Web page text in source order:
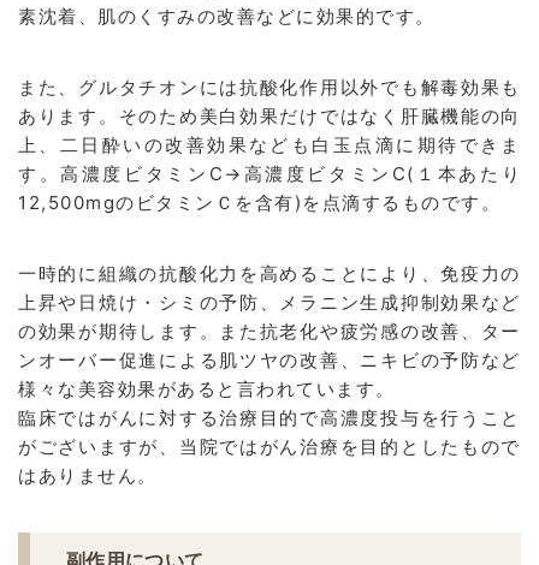
素沈着、肌のくすみの改善などに効果的です。
また、グルタチオンには抗酸化作用以外でも解毒効果も
あります。そのため美白効果だけではなく肝臓機能の向
上、二日酔いの改善効果なども白玉点滴に期待できま
す。高濃度ビタミンC→高濃度ビタミンC(１本あたり
12,500mgのビタミンＣを含有)を点滴するものです。
一時的に組織の抗酸化力を高めることにより、免疫力の
上昇や日焼け・シミの予防、メラニン生成抑制効果など
の効果が期待します。また抗老化や疲労感の改善、ター
ンオーバー促進による肌ツヤの改善、ニキビの予防など
様々な美容効果があると言われています。
臨床ではがんに対する治療目的で高濃度投与を行うこと
がございますが、当院ではがん治療を目的としたもので
はありません。
副作用について